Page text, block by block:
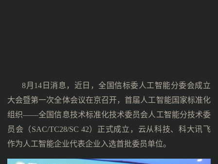
8月14日消息，近日，全国信标委人工智能分委会成立
大会暨第一次全体会议在京召开，首届人工智能国家标准化
组织——全国信息技术标准化技术委员会人工智能分技术委
员会（SAC/TC28/SC 42）正式成立，云从科技、科大讯飞
作为人工智能企业代表企业入选首批委员单位。